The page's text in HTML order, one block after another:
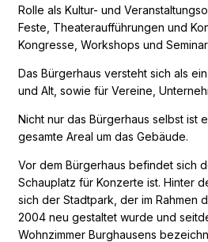
Rolle als Kultur- und
Feste, Theateraufführungen und
Kongresse, Workshops und
Das Bürgerhaus versteht sich als
und Alt, sowie für Vereine,
Nicht nur das Bürgerhaus selbst ist
gesamte Areal um das Gebäude.
Vor dem Bürgerhaus befindet sich
Schauplatz für Konzerte ist. Hinter
sich der Stadtpark, der im Rahmen
2004 neu gestaltet wurde und
Wohnzimmer Burghausens